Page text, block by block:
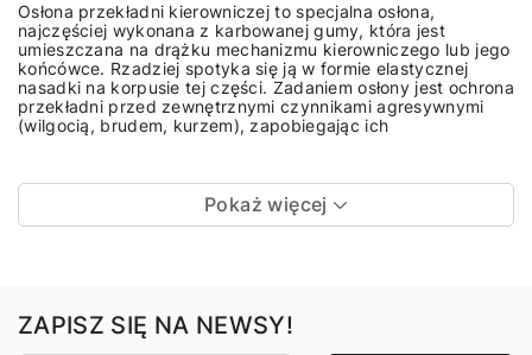
Osłona przekładni kierowniczej to specjalna osłona,
najczęściej wykonana z karbowanej gumy, która jest
umieszczana na drążku mechanizmu kierowniczego lub jego
końcówce. Rzadziej spotyka się ją w formie elastycznej
nasadki na korpusie tej części. Zadaniem osłony jest ochrona
przekładni przed zewnętrznymi czynnikami agresywnymi
(wilgocią, brudem, kurzem), zapobiegając ich
Pokaż więcej
ZAPISZ SIĘ NA NEWSY!